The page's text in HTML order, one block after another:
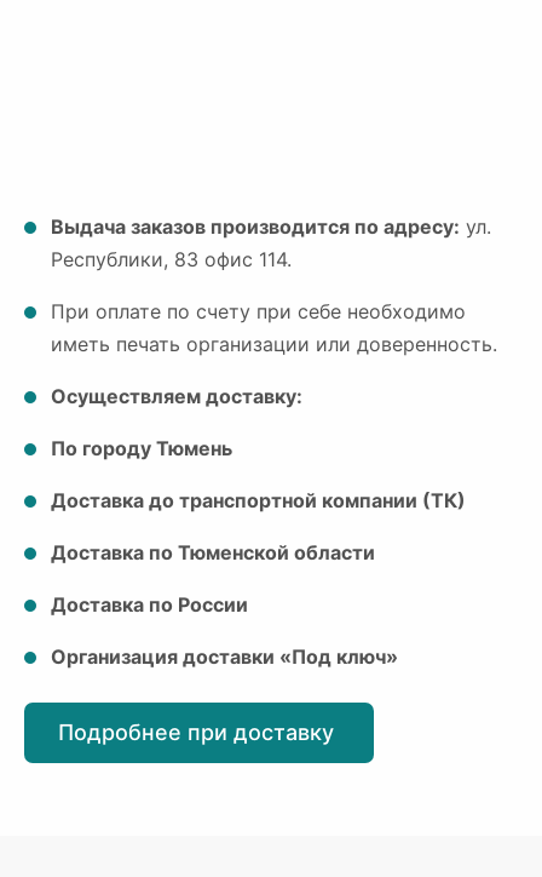
Выдача заказов производится по адресу: ул.
Республики, 83 офис 114.
При оплате по счету при себе необходимо
иметь печать организации или доверенность.
Осуществляем доставку:
По городу Тюмень
Доставка до транспортной компании (ТК)
Доставка по Тюменской области
Доставка по России
Организация доставки «Под ключ»
Подробнее при доставку